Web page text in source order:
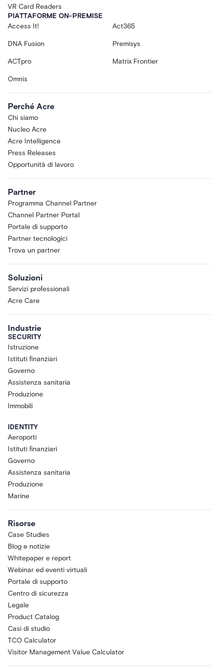
VR Card Readers
PIATTAFORME ON-PREMISE
Access It!
Act365
DNA Fusion Premisys
ACTpro Matrix Frontier
Omnis
Perché Acre
Chi siamo
Nucleo Acre
Acre Intelligence
Press Releases
Opportunità di lavoro
Partner
Programma Channel Partner
Channel Partner Portal
Portale di supporto
Partner tecnologici
Trova un partner
Soluzioni
Servizi professionali
Acre Care
Industrie
SECURITY
Istruzione
Istituti finanziari
Governo
Assistenza sanitaria
Produzione
Immobili
IDENTITY
Aeroporti
Istituti finanziari
Governo
Assistenza sanitaria
Produzione
Marine
Risorse
Case Studies
Blog e notizie
Whitepaper e report
Webinar ed eventi virtuali
Portale di supporto
Centro di sicurezza
Legale
Product Catalog
Casi di studio
TCO Calculator
Visitor Management Value Calculator